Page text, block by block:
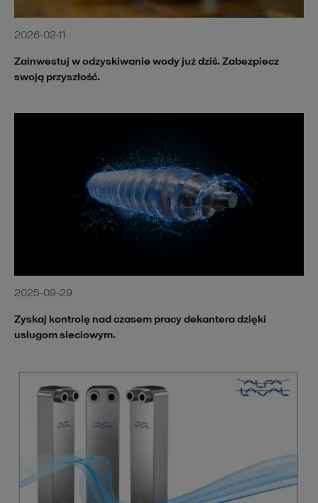
2026-02-11
Zainwestuj w odzyskiwanie wody już dziś. Zabezpiecz
swoją przyszłość.
2025-09-29
Zyskaj kontrolę nad czasem pracy dekantera dzięki
usługom sieciowym.